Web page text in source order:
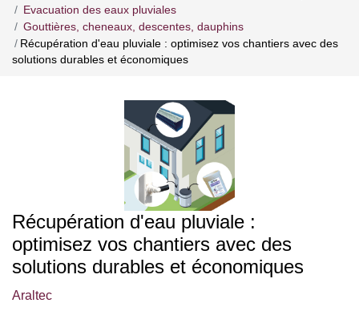
Evacuation des eaux pluviales
Gouttières, cheneaux, descentes, dauphins
Récupération d'eau pluviale : optimisez vos chantiers avec des
solutions durables et économiques
Récupération d'eau pluviale :
optimisez vos chantiers avec des
solutions durables et économiques
Araltec